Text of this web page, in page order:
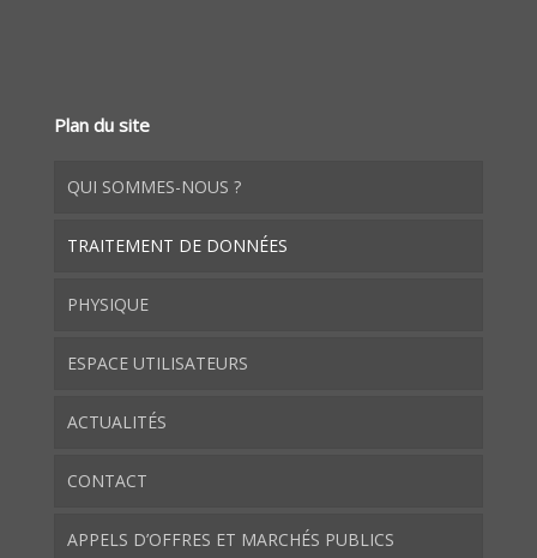
Plan du site
QUI SOMMES-NOUS ?
TRAITEMENT DE DONNÉES
PHYSIQUE
ESPACE UTILISATEURS
ACTUALITÉS
CONTACT
APPELS D’OFFRES ET MARCHÉS PUBLICS